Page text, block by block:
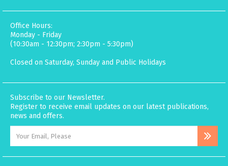
Office Hours:
Monday - Friday
(10:30am - 12:30pm; 2:30pm - 5:30pm)
Closed on Saturday, Sunday and Public Holidays
Subscribe to our Newsletter.
Register to receive email updates on our latest publications,
news and offers.